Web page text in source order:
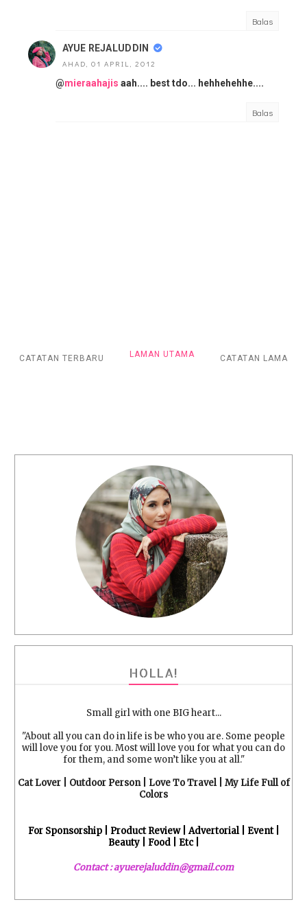
Balas
AYUE REJALUDDIN
AHAD, 01 APRIL, 2012
@mieraahajis aah.... best tdo... hehhehehhe....
Balas
CATATAN TERBARU CATATAN LAMA
LAMAN UTAMA
HOLLA!
Small girl with one BIG heart...
"About all you can do in life is be who you are. Some people
will love you for you. Most will love you for what you can do
for them, and some won’t like you at all."
Cat Lover | Outdoor Person | Love To Travel | My Life Full of
Colors
For Sponsorship | Product Review | Advertorial | Event |
Beauty | Food | Etc |
Contact : ayuerejaluddin@gmail.com